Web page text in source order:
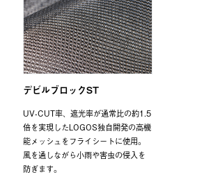
デビルブロックST
UV-CUT率、遮光率が通常比の約1.5
倍を実現したLOGOS独自開発の高機
能メッシュをフライシートに使用。
風を通しながら小雨や害虫の侵入を
防ぎます。